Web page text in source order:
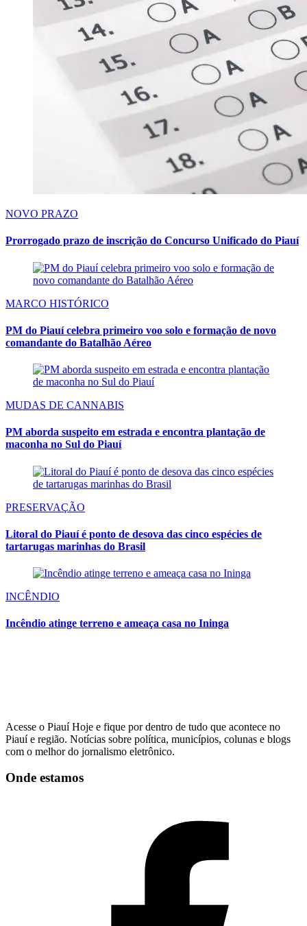
NOVO PRAZO
Prorrogado prazo de inscrição do Concurso Unificado do Piauí
MARCO HISTÓRICO
PM do Piauí celebra primeiro voo solo e formação de novo
comandante do Batalhão Aéreo
MUDAS DE CANNABIS
PM aborda suspeito em estrada e encontra plantação de
maconha no Sul do Piauí
PRESERVAÇÃO
Litoral do Piauí é ponto de desova das cinco espécies de
tartarugas marinhas do Brasil
INCÊNDIO
Incêndio atinge terreno e ameaça casa no Ininga
Acesse o Piauí Hoje e fique por dentro de tudo que acontece no
Piauí e região. Notícias sobre política, municípios, colunas e blogs
com o melhor do jornalismo eletrônico.
Onde estamos